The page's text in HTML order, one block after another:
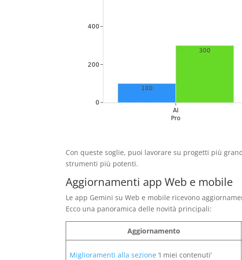
Con queste soglie, puoi lavorare su progetti più
strumenti più potenti.
Aggiornamenti app Web e mobile
Le app Gemini su Web e mobile ricevono
Ecco una panoramica delle novità principali:
Aggiornamento
Miglioramenti alla sezione ‘I miei contenuti’